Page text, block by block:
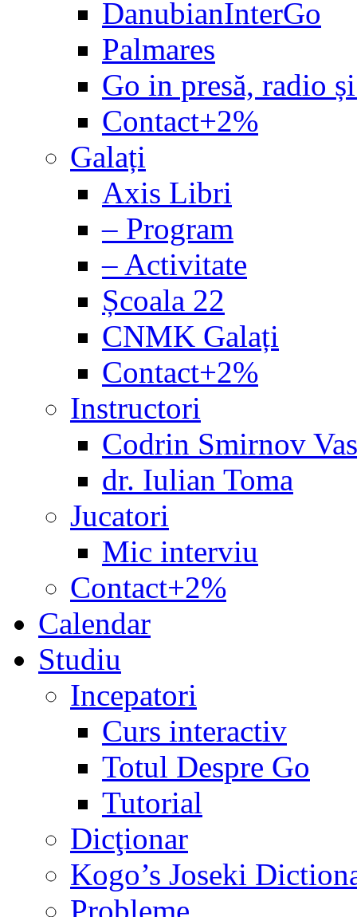
DanubianInterGo
Palmares
Go in presă, radio
Contact+2%
Galați
Axis Libri
– Program
– Activitate
Școala 22
CNMK Galați
Contact+2%
Instructori
Codrin Smirnov
dr. Iulian Toma
Jucatori
Mic interviu
Contact+2%
Calendar
Studiu
Incepatori
Curs interactiv
Totul Despre Go
Tutorial
Dicţionar
Kogo’s Joseki